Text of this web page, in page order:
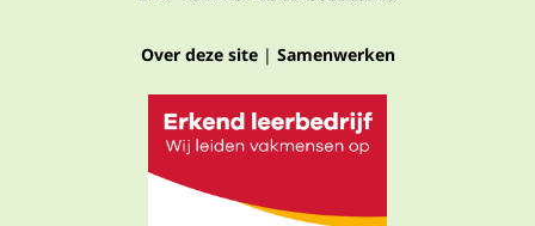
Over deze site| Samenwerken